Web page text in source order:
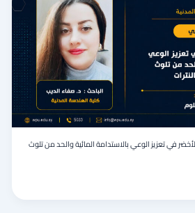
في تعزيز الوعي بالاستدامة المائية والحد من تلوث